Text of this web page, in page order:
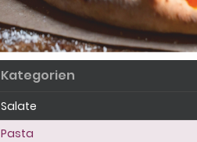
Kategorien
Salate
Pasta